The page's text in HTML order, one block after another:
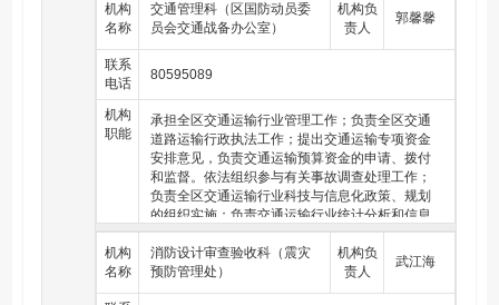
（二十七）指导监督水利设施的管理与保护。组织编制水
利工程运行调度规程，指导泵站、堤防、水闸等水利工程
的运行管理与确权划界。负责区属水利工程的运行管理。
（二十八）指导农村水利工作。指导农村饮水安全、农村
河道疏浚整治等工程建设与管理工作。指导农村圩区治理
工作；指导农村水利改革创新和社会化服务体系建设。
（二十九）负责水土保持工作。组织编制水土保持规划并
监督实施，指导水土流失综合防治、监测工作。指导生产
建设项目水土保持监督管理工作。指导重点水土保持建设
项目的实施。
（三十）负责水旱灾害防御及水量调度工作，组织编制洪
水干旱灾害防治规划和防护标准并指导实施。承担水情旱
情监测预警工作。组织编制重要河湖和重要水工程的防御
管理工作；监督指导住房保障实施工作，负责保
障性安居工程的统计工作。指导实施住房制度改
革工作，指导监督全区直管公房的管理及委托经
营管理；负责办理公房接、撤管审核手续和辖区
的初审上报工作和单位职工住房货币化补贴发放
政策解释、材料的初审备案工作；承担经济适用
住房实物分配和货币化补贴初审、公共租赁住房
和廉租房的管理工作；组织房改售房违纪违规纠
错工作；指导落实私房政策工作，组织复查处理
私房改造中的遗留问题。组织编制棚户区（危旧
房）改造发展规划、年度实施计划并指导实施；
推进棚户区（危旧房）改造，协调棚户区（危旧
房）融资、审计和资金清算等工作；制定老楼危
楼解危政策并指导实施；指导全区白蚁防治、房
屋征收拆迁管理工作。
机构
名称
交通管理科（区国防动员委
员会交通战备办公室）
机构负
责人
郭馨馨
联系
电话
80595089
机构
职能
承担全区交通运输行业管理工作；负责全区交通
道路运输行政执法工作；提出交通运输专项资金
安排意见，负责交通运输预算资金的申请、拨付
和监督。依法组织参与有关事故调查处理工作；
负责全区交通运输行业科技与信息化政策、规划
的组织实施；负责交通运输行业统计分析和信息
发布工作；指导协调交通运输行业信息化项目的
建设与管理。指导并监督交通运输行业质量、技
术、环保和节能减排工作；指导城市客运、道路
客货运场站（枢纽）建设和管理工作;指导全区机
机构
名称
消防设计审查验收科（震灾
预防管理处）
机构负
责人
武江海